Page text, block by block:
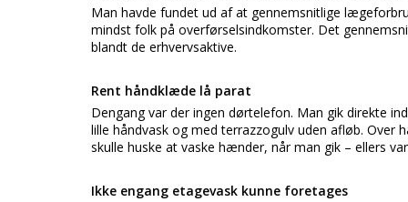
Man havde fundet ud af at gennemsnitlige
mindst folk på overførselsindkomster. Det
blandt de erhvervsaktive.
Rent håndklæde lå parat
Dengang var der ingen dørtelefon. Man gik direkte
lille håndvask og med terrazzogulv uden afløb.
skulle huske at vaske hænder, når man gik – ellers
Ikke engang etagevask kunne foretages